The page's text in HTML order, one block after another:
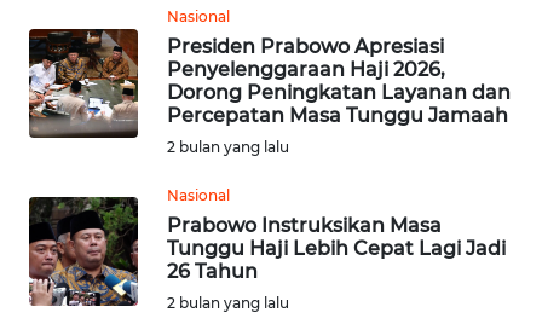
Nasional
Presiden Prabowo Apresiasi
Penyelenggaraan Haji 2026,
Dorong Peningkatan Layanan dan
Percepatan Masa Tunggu Jamaah
2 bulan yang lalu
Nasional
Prabowo Instruksikan Masa
Tunggu Haji Lebih Cepat Lagi Jadi
26 Tahun
2 bulan yang lalu
LABUHANBATU
WN
TAPANULI
WN DELI
SERDANG
WN